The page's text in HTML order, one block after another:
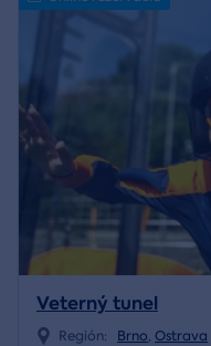
Veterný tunel
Región: Brno, Ostrava